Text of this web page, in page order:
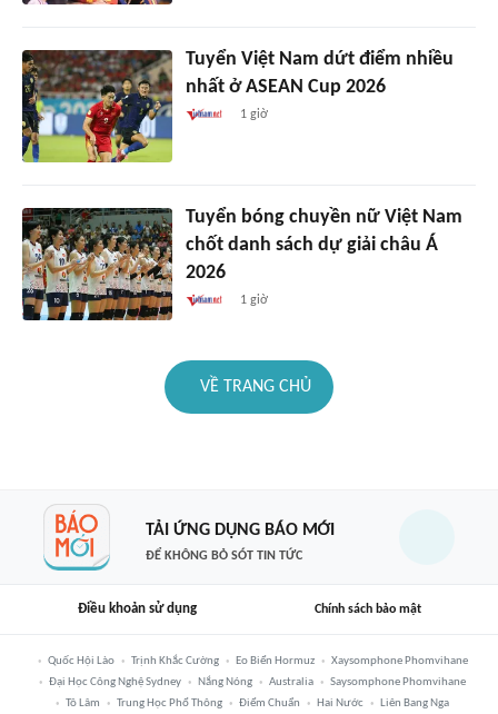
Tuyển Việt Nam dứt điểm nhiều
nhất ở ASEAN Cup 2026
1 giờ
Tuyển bóng chuyền nữ Việt Nam
chốt danh sách dự giải châu Á
2026
1 giờ
VỀ TRANG CHỦ
TẢI ỨNG DỤNG BÁO MỚI
ĐỂ KHÔNG BỎ SÓT TIN TỨC
Điều khoản sử dụng Chính sách bảo mật
Quốc Hội Lào Trịnh Khắc Cường Eo Biển Hormuz
Xaysomphone Phomvihane
Đại Học Công Nghệ Sydney
Nắng Nóng Australia
Saysomphone Phomvihane
Tô Lâm
Trung Học Phổ Thông Điểm Chuẩn Hai Nước Liên Bang Nga